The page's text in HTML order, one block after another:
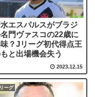
エスパルスがブラジ
門ヴァスコの22歳に
？Jリーグ初代得点王
と出場機会失う
2023.12.15
ーグ